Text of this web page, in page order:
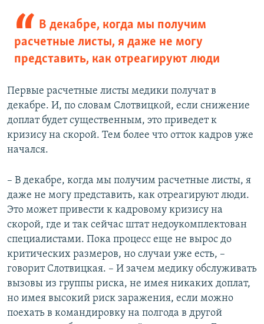
В декабре, когда мы получим
расчетные листы, я даже не могу
представить, как отреагируют люди
Первые расчетные листы медики получат в
декабре. И, по словам Слотвицкой, если снижение
доплат будет существенным, это приведет к
кризису на скорой. Тем более что отток кадров уже
начался.
– В декабре, когда мы получим расчетные листы, я
даже не могу представить, как отреагируют люди.
Это может привести к кадровому кризису на
скорой, где и так сейчас штат недоукомплектован
специалистами. Пока процесс еще не вырос до
критических размеров, но случаи уже есть, –
говорит Слотвицкая. – И зачем медику обслуживать
вызовы из группы риска, не имея никаких доплат,
но имея высокий риск заражения, если можно
поехать в командировку на полгода в другой